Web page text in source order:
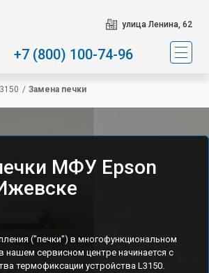
улица Ленина, 62
+7 (800) 100-74-96
/ Замена печки
МФУ Epson
("печки") в многофункциональном
нашем сервисном центре начинается с
термофиксации устройства L3150.